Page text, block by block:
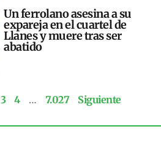
Un ferrolano asesina a su
expareja en el cuartel de
Llanes y muere tras ser
abatido
3 4 … 7.027 Siguiente